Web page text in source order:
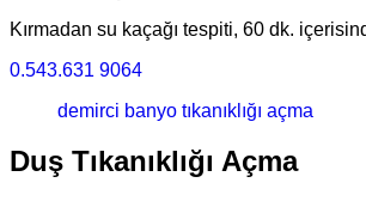
Kırmadan su kaçağı tespiti, 60 dk.
0.543.631 9064
demirci banyo tıkanıklığı açma
Duş Tıkanıklığı Açma